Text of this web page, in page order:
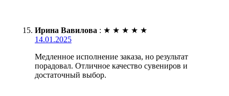
Ирина Вавилова : ★ ★ ★ ★ ★
14.01.2025
Медленное исполнение заказа, но результат
порадовал. Отличное качество сувениров и
достаточный выбор.